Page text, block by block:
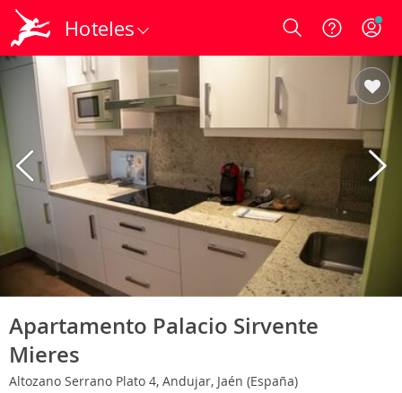
Hoteles Login
Apartamento Palacio Sirvente
Mieres
Altozano Serrano Plato 4, Andujar, Jaén (España)